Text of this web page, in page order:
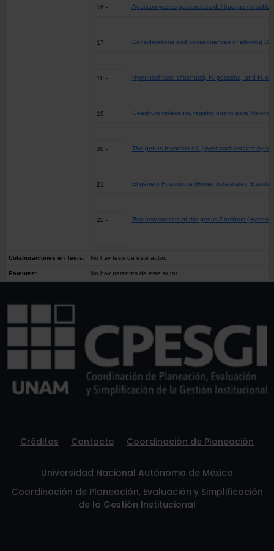
16.- Agaricomycetes gasteroides del bosque
17.- Considerations and consequences of allowing
18.- Hymenochaete cifuentesii, H. potosina, and H.
19.- Geastrum violaceum, registro nuevo para México
20.- The genus Inonotus s.l. (Hymenochaetales:
21.- El género Fuscoporia (Hymenochaetales,
22.- Two new species of the genus Phellinus
Colaboraciones en Tesis: No hay tesis de este autor.
Patentes: No hay patentes de este autor.
Créditos Contacto Coordinación de Planeación
Universidad Nacional Autónoma de México
Coordinación de Planeación, Evaluación y Simplificación
de la Gestión Institucional